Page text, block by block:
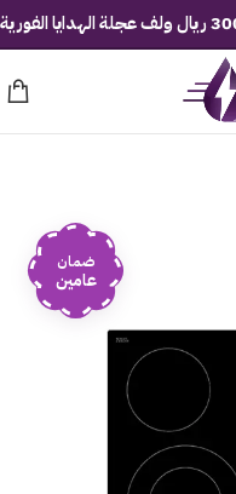
ضمان
عامين